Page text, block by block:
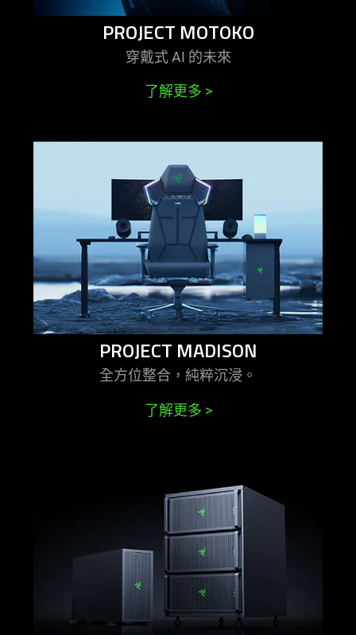
PROJECT MOTOKO
穿戴式 AI 的未來
了解更多 >
more
razer
forge
dev
workstation
more
-
project
madison
PROJECT MADISON
全方位整合，純粹沉浸 。
了解更多 >